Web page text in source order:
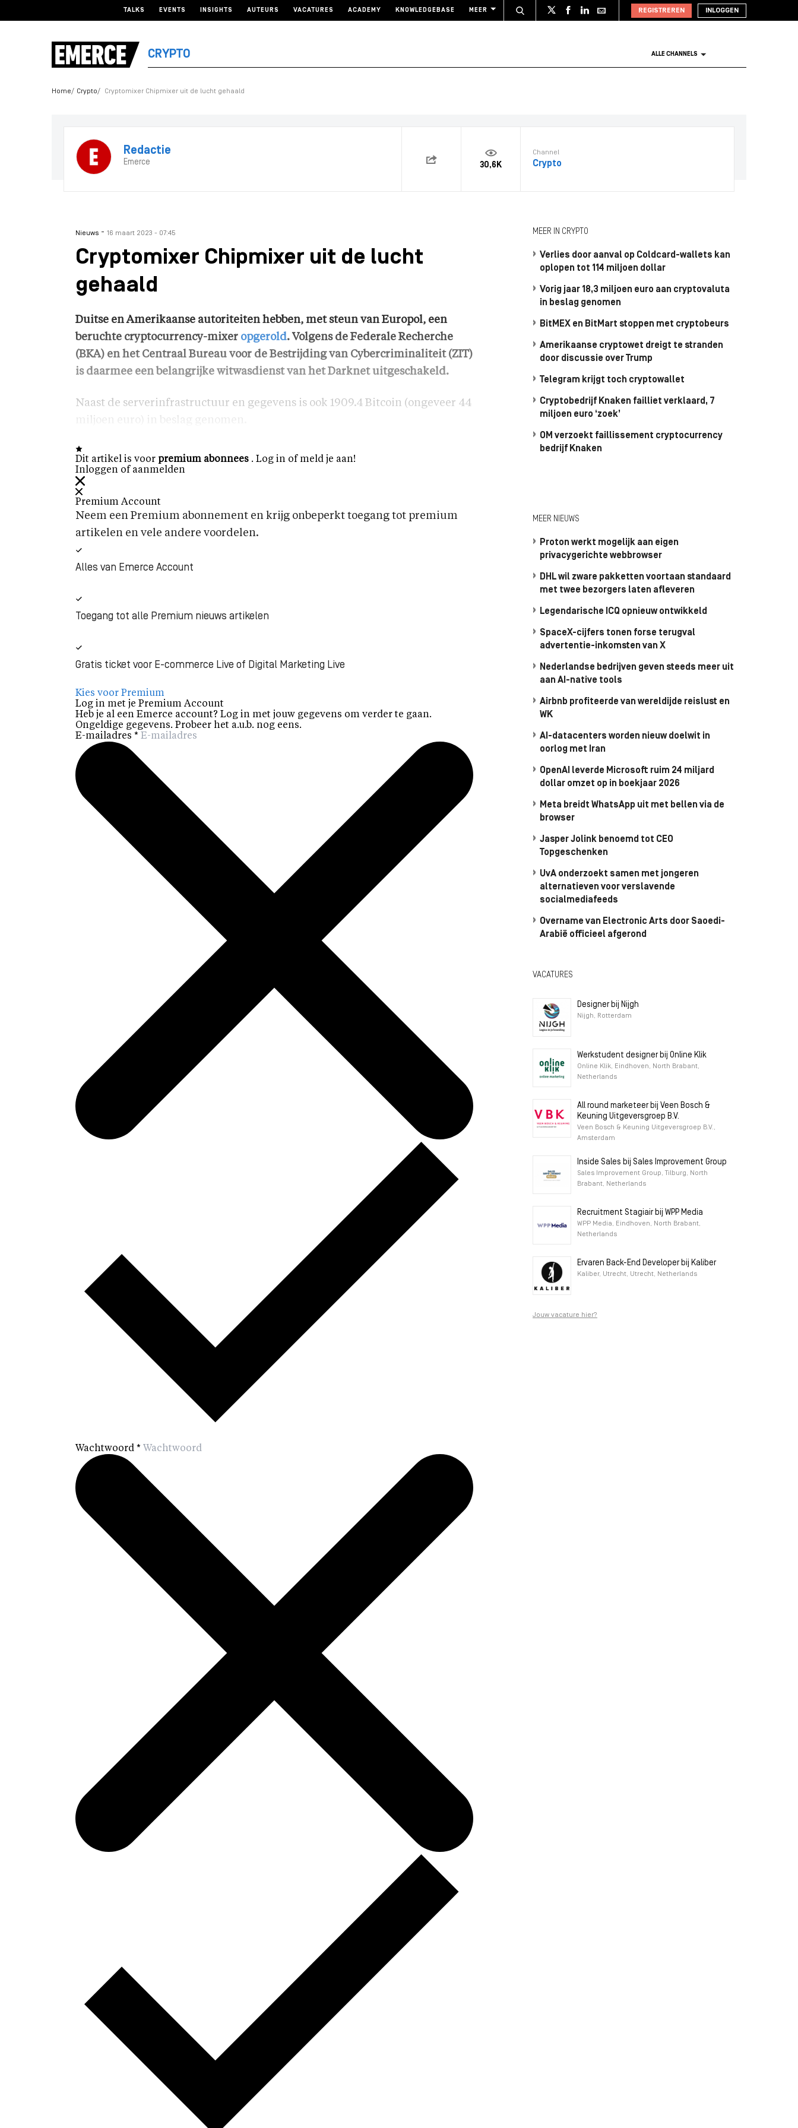
TALKS EVENTS INSIGHTS AUTEURS VACATURES ACADEMY KNOWLEDGEBASE MEER REGISTREREN INLOGGEN
CRYPTO ALLE CHANNELS
Home Crypto Cryptomixer Chipmixer uit de lucht gehaald
Redactie
Emerce 30,6K
Channel
Crypto
Nieuws - 16 maart 2023 - 07:45
Cryptomixer Chipmixer uit de lucht
gehaald
Duitse en Amerikaanse autoriteiten hebben, met steun van Europol, een
beruchte cryptocurrency-mixer opgerold. Volgens de Federale Recherche
(BKA) en het Centraal Bureau voor de Bestrijding van Cybercriminaliteit (ZIT)
is daarmee een belangrijke witwasdienst van het Darknet uitgeschakeld.
Naast de serverinfrastructuur en gegevens is ook 1909.4 Bitcoin (ongeveer 44
miljoen euro) in beslag genomen.
Dit artikel is voor premium abonnees . Log in of meld je aan!
Inloggen of aanmelden
Premium Account
Neem een Premium abonnement en krijg onbeperkt toegang tot premium
artikelen en vele andere voordelen.
Alles van Emerce Account
Toegang tot alle Premium nieuws artikelen
Gratis ticket voor E-commerce Live of Digital Marketing Live
Kies voor Premium
Log in met je Premium Account
Heb je al een Emerce account? Log in met jouw gegevens om verder te gaan.
Ongeldige gegevens. Probeer het a.u.b. nog eens.
E-mailadres *
Wachtwoord *
MEER IN CRYPTO
Verlies door aanval op Coldcard-wallets kan
oplopen tot 114 miljoen dollar
Vorig jaar 18,3 miljoen euro aan cryptovaluta
in beslag genomen
BitMEX en BitMart stoppen met cryptobeurs
Amerikaanse cryptowet dreigt te stranden
door discussie over Trump
Telegram krijgt toch cryptowallet
Cryptobedrijf Knaken failliet verklaard, 7
miljoen euro ‘zoek’
OM verzoekt faillissement cryptocurrency
bedrijf Knaken
MEER NIEUWS
Proton werkt mogelijk aan eigen
privacygerichte webbrowser
DHL wil zware pakketten voortaan standaard
met twee bezorgers laten afleveren
Legendarische ICQ opnieuw ontwikkeld
SpaceX-cijfers tonen forse terugval
advertentie-inkomsten van X
Nederlandse bedrijven geven steeds meer uit
aan AI-native tools
Airbnb profiteerde van wereldijde reislust en
WK
AI-datacenters worden nieuw doelwit in
oorlog met Iran
OpenAI leverde Microsoft ruim 24 miljard
dollar omzet op in boekjaar 2026
Meta breidt WhatsApp uit met bellen via de
browser
Jasper Jolink benoemd tot CEO
Topgeschenken
UvA onderzoekt samen met jongeren
alternatieven voor verslavende
socialmediafeeds
Overname van Electronic Arts door Saoedi-
Arabië officieel afgerond
VACATURES
Designer bij Nijgh
Nijgh, Rotterdam
Werkstudent designer bij Online Klik
Online Klik, Eindhoven, North Brabant,
Netherlands
All round marketeer bij Veen Bosch &
Keuning Uitgeversgroep B.V.
Veen Bosch & Keuning Uitgeversgroep B.V.,
Amsterdam
Inside Sales bij Sales Improvement Group
Sales Improvement Group, Tilburg, North
Brabant, Netherlands
Recruitment Stagiair bij WPP Media
WPP Media, Eindhoven, North Brabant,
Netherlands
Ervaren Back-End Developer bij Kaliber
Kaliber, Utrecht, Utrecht, Netherlands
Jouw vacature hier?